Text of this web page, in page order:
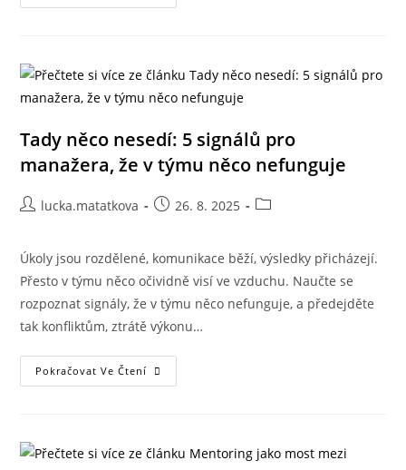
Tady něco nesedí: 5 signálů pro
manažera, že v týmu něco nefunguje
lucka.matatkova 26. 8. 2025
Úkoly jsou rozdělené, komunikace běží, výsledky přicházejí.
Přesto v týmu něco očividně visí ve vzduchu. Naučte se
rozpoznat signály, že v týmu něco nefunguje, a předejděte
tak konfliktům, ztrátě výkonu…
Pokračovat Ve Čtení